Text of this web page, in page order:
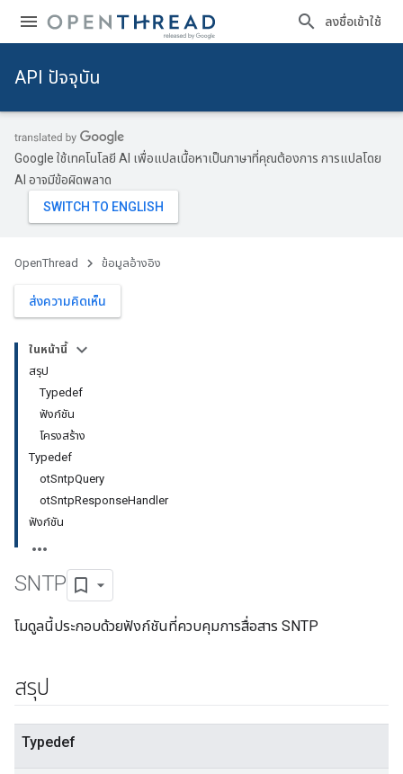
ลงชื่อเข้าใช้
API ปัจจุบัน
Google ใช้เทคโนโลยี AI เพื่อแปลเนื้อหาเป็นภาษาที่คุณต้องการ การแปลโดย
AI อาจมีข้อผิดพลาด
OpenThread ข้อมูลอ้างอิง
ส่งความคิดเห็น
ในหน้านี้
สรุป
Typedef
ฟังก์ชัน
โครงสร้าง
Typedef
otSntpQuery
otSntpResponseHandler
ฟังก์ชัน
SNTP
โมดูลนี้ประกอบด้วยฟังก์ชันที่ควบคุมการสื่อสาร SNTP
สรุป
Typedef